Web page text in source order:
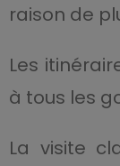
raison de
Les
à tous les
La visite